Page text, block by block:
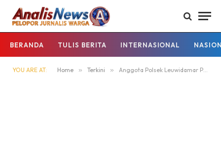
BERANDA TULIS BERITA INTERNASIONAL
YOU ARE AT: Home » Terkini » Anggota Polsek Leuwidamar Polres Lebak, Patroli Malam Hari Guna Mencegah Gangguan Kamtibmas.